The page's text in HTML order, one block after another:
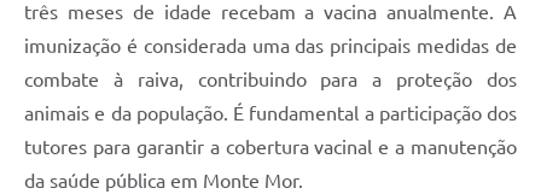
três meses de idade recebam a vacina anualmente. A
imunização é considerada uma das principais medidas de
combate à raiva, contribuindo para a proteção dos
animais e da população. É fundamental a participação dos
tutores para garantir a cobertura vacinal e a manutenção
da saúde pública em Monte Mor.